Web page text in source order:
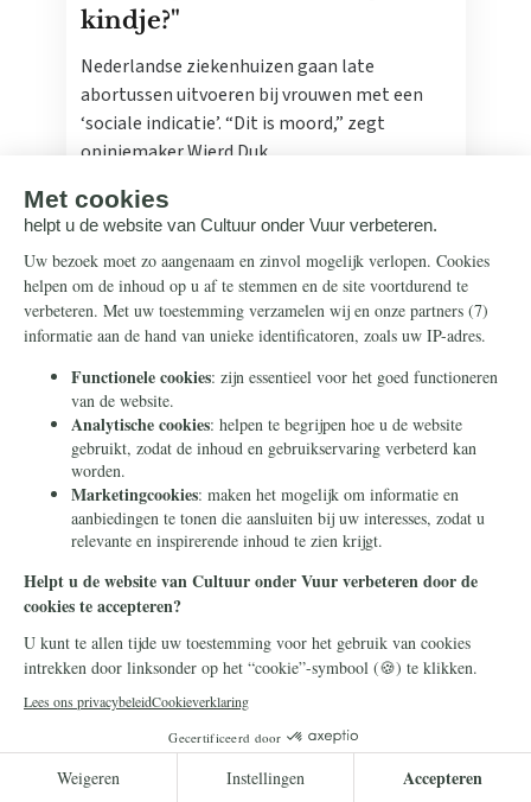
kindje?"
Nederlandse ziekenhuizen gaan late
abortussen uitvoeren bij vrouwen met een
‘sociale indicatie’. “Dit is moord,” zegt
opiniemaker Wierd Duk.
Frans Timmermans
Frans Timmermans krijgt
geheel onverdiend een
eretitel als minister van Staat
Frans Timmermans is benoemd tot minister
van Staat. Waar heeft hij dit buitengewone
eerbetoon aan te danken?